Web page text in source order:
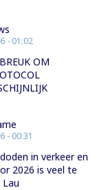
- 01:02
OM
- 00:31
in verkeer en
2026 is veel te
Lau